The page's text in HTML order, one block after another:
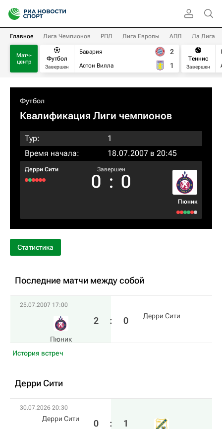
Главное Лига Чемпионов РПЛ Лига Европы АПЛ Ла Лига
Матч-
центр
Футбол
Завершен
Бавария
Астон Вилла
2
1
Теннис
Завершен
Футбол
Квалификация Лиги чемпионов
Тур:
1
Время начала:
18.07.2007 в 20:45
Дерри Сити Завершен
0 : 0
Пюник
Статистика
Последние матчи между собой
25.07.2007 17:00
Пюник
2 : 0 Дерри Сити
История встреч
Дерри Сити
30.07.2026 20:30
Дерри Сити 0 : 1